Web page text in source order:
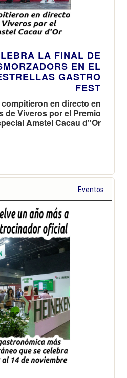
LA FINAL DE
EN EL
GASTRO
FEST
en directo en
de Viveros por el Premio
Amstel Cacau d"Or
Eventos